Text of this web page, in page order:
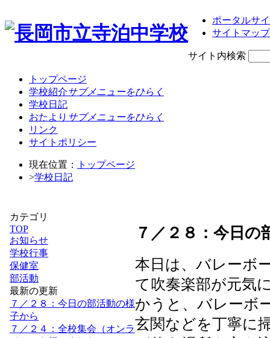
ポータルサ
サイトマップ
サイト内検索
トップページ
学校紹介サブメニューをひらく
学校日記
おたより サブメニューをひらく
リンク
サイトポリシー
現在位置：
トップページ
>学校日記